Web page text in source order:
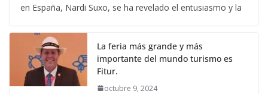
en España, Nardi Suxo, se ha revelado el entusiasmo y la
La feria más grande y más
importante del mundo turismo es
Fitur.
octubre 9, 2024